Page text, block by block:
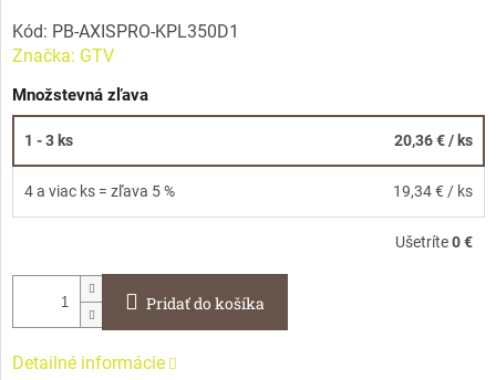
Kód: PB-AXISPRO-KPL350D1
Značka: GTV
Množstevná zľava
1 - 3 ks 20,36 €/ ks
4 a viac ks = zľava 5 % 19,34 € / ks
Ušetríte0 €
Pridať do košíka
Detailné informácie